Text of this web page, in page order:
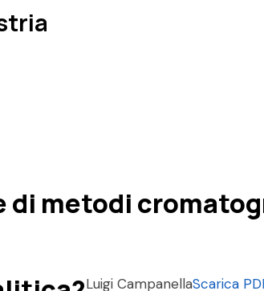
metodi
Luigi CampanellaScarica